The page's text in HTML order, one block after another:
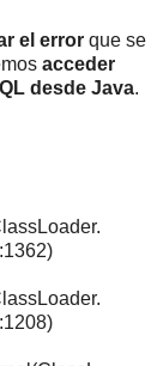
el error que se
acceder
desde Java.